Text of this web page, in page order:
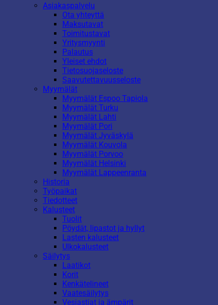
Asiakaspalvelu
Ota yhteyttä
Maksutavat
Toimitustavat
Yritysmyynti
Palautus
Yleiset ehdot
Tietosuojaseloste
Saavutettavuusseloste
Myymälät
Myymälät Espoo Tapiola
Myymälät Turku
Myymälät Lahti
Myymälät Pori
Myymälät Jyväskylä
Myymälät Kouvola
Myymälät Porvoo
Myymälät Helsinki
Myymälät Lappeenranta
Historia
Työpaikat
Tiedotteet
Kalusteet
Tuolit
Pöydät, lipastot ja hyllyt
Lasten kalusteet
Ulkokalusteet
Säilytys
Laatikot
Korit
Kenkätelineet
Vaatesäilytys
Vesiastiat ja ämpärit